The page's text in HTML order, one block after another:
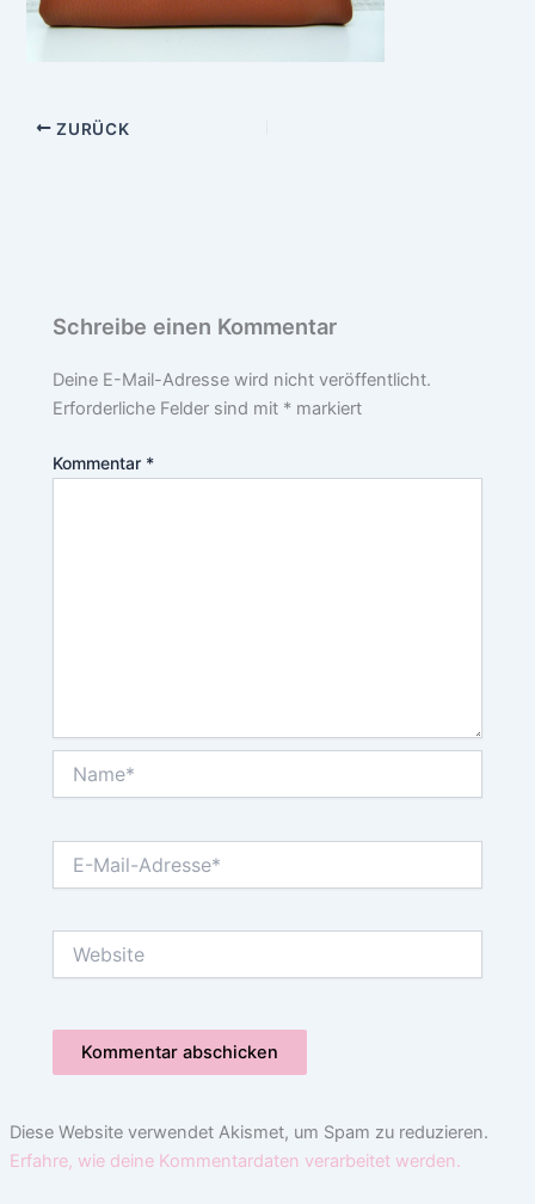
ZURÜCK
Schreibe einen Kommentar
Deine E-Mail-Adresse wird nicht veröffentlicht.
Erforderliche Felder sind mit * markiert
Kommentar *
Mail-
Diese Website verwendet Akismet, um Spam zu reduzieren.
Erfahre, wie deine Kommentardaten verarbeitet werden.